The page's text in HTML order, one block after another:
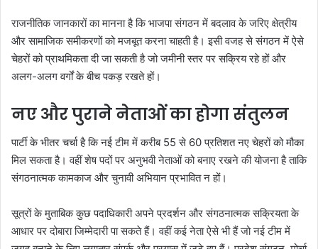
राजनीतिक जानकारों का मानना है कि भाजपा संगठन में बदलाव के जरिए क्षेत्रीय
और सामाजिक समीकरणों को मजबूत करना चाहती है। इसी वजह से संगठन में ऐसे
चेहरों को प्राथमिकता दी जा सकती है जो जमीनी स्तर पर सक्रिय रहे हों और
अलग-अलग वर्गों के बीच पकड़ रखते हों।
नए और पुराने नेताओं का होगा संतुलन
पार्टी के भीतर चर्चा है कि नई टीम में करीब 55 से 60 प्रतिशत नए चेहरों को मौका
मिल सकता है। वहीं शेष पदों पर अनुभवी नेताओं को बनाए रखने की योजना है ताकि
संगठनात्मक कामकाज और चुनावी अभियान प्रभावित न हों।
सूत्रों के मुताबिक कुछ पदाधिकारी अपने प्रदर्शन और संगठनात्मक सक्रियता के
आधार पर दोबारा जिम्मेदारी पा सकते हैं। वहीं कई नेता ऐसे भी हैं जो नई टीम में